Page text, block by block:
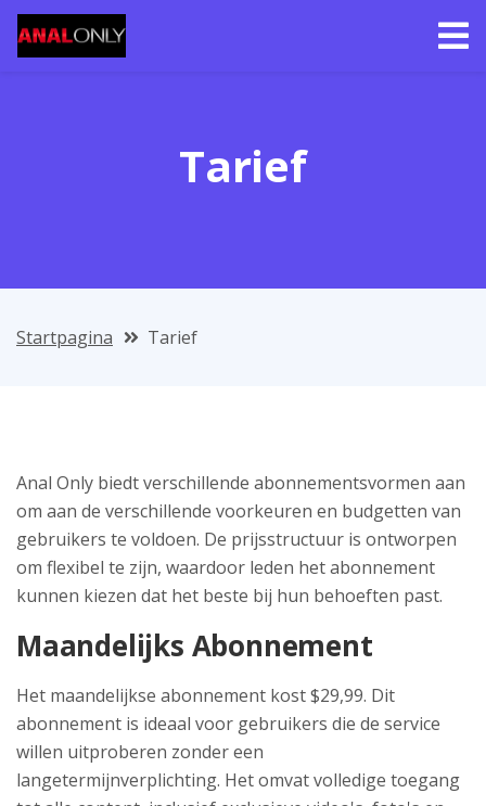
Tarief
Startpagina Tarief
Anal Only biedt verschillende abonnementsvormen aan
om aan de verschillende voorkeuren en budgetten van
gebruikers te voldoen. De prijsstructuur is ontworpen
om flexibel te zijn, waardoor leden het abonnement
kunnen kiezen dat het beste bij hun behoeften past.
Maandelijks Abonnement
Het maandelijkse abonnement kost $29,99. Dit
abonnement is ideaal voor gebruikers die de service
willen uitproberen zonder een
langetermijnverplichting. Het omvat volledige toegang